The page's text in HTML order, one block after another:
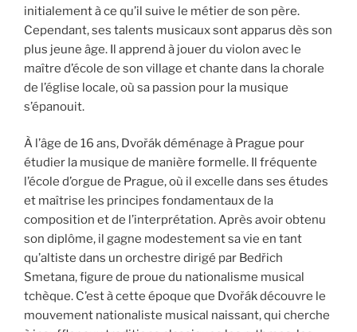
initialement à ce qu’il suive le métier de son père.
Cependant, ses talents musicaux sont apparus dès son
plus jeune âge. Il apprend à jouer du violon avec le
maître d’école de son village et chante dans la chorale
de l’église locale, où sa passion pour la musique
s’épanouit.
À l’âge de 16 ans, Dvořák déménage à Prague pour
étudier la musique de manière formelle. Il fréquente
l’école d’orgue de Prague, où il excelle dans ses études
et maîtrise les principes fondamentaux de la
composition et de l’interprétation. Après avoir obtenu
son diplôme, il gagne modestement sa vie en tant
qu’altiste dans un orchestre dirigé par Bedřich
Smetana, figure de proue du nationalisme musical
tchèque. C’est à cette époque que Dvořák découvre le
mouvement nationaliste musical naissant, qui cherche